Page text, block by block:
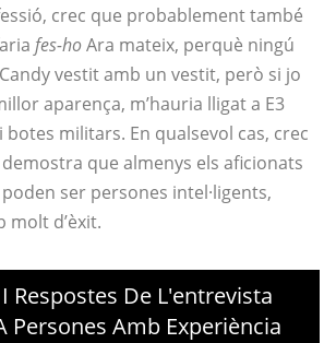
crec que probablement també
fes-hoAra mateix, perquè ningú
vestit amb un vestit, però si jo
aparença, m’hauria lligat a E3
militars. En qualsevol cas, crec
que almenys els aficionats
ser persones intel·ligents,
molt d’èxit.
Respostes De L'entrevista
Persones Amb Experiència